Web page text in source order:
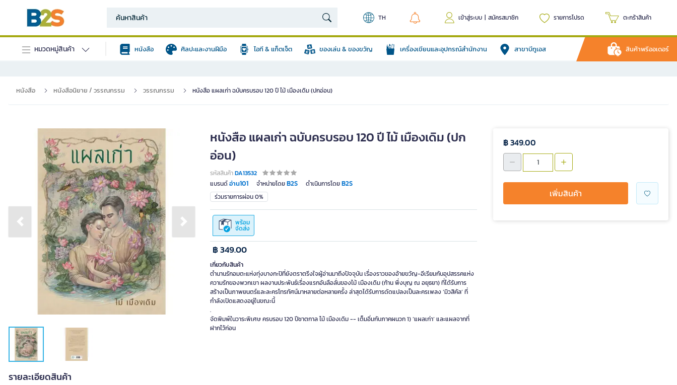
TH เข้าสู่ระบบ | สมัครสมาชิก รายการโปรด ตะกร้าสินค้า
หมวดหมู่สินค้า หนังสือ ศิลปะและงานฝีมือ ไอที & แก็ตเจ็ต ของเล่น & ของขวัญ เครื่องเขียนและอุปกรณ์สำนักงาน สาขาบีทูเอส สินค้าพรีออเดอร์
หนังสือ หนังสือนิยาย / วรรณกรรม วรรณกรรม หนังสือ แผลเก่า ฉบับครบรอบ 120 ปี ไม้ เมืองเดิม (ปกอ่อน)
Previous slide Next slide
หนังสือ แผลเก่า ฉบับครบรอบ 120 ปี ไม้ เมืองเดิม (ปก
อ่อน)
รหัสสินค้าDA13532
แบรนด์อ่าน101 จำหน่ายโดยB2S ดำเนินการโดยB2S
ร่วมรายการผ่อน 0%
พร้อม
จัดส่ง
฿ 349.00
เกี่ยวกับสินค้า
ตำนานรักอมตะแห่งทุ่งบางกะปิที่ยังตราตรึงใจผู้อ่านมาถึงปัจจุบัน เรื่องราวของอ้ายขวัญ-อีเรียมกับอุปสรรคแห่ง
ความรักของพวกเขา ผลงานประพันธ์เรื่องแรกอันลือลั่นของไม้ เมืองเดิม (ก้าน พึ่งบุญ ณ อยุธยา) ที่ได้รับการ
สร้างเป็นภาพยนตร์และละครโทรทัศน์มาหลายต่อหลายครั้ง ล่าสุดได้รับการดัดแปลงเป็นละครเพลง ‘มิวสิคัล’ ที่
กำลังเปิดแสดงอยู่ในขณะนี้
.
จัดพิมพ์ในวาระพิเศษ ครบรอบ 120 ปีชาตกาล ไม้ เมืองเดิม -- เต็มอิ่มกับภาคผนวก 1) ‘แผลเก่า’ และแผลจากที่
ฝากไว้ก่อน
รายละเอียดสินค้า
฿ 349.00
เพิ่มสินค้า